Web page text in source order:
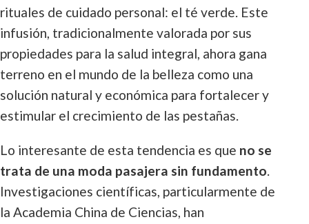
rituales de cuidado personal: el té verde. Este
infusión, tradicionalmente valorada por sus
propiedades para la salud integral, ahora gana
terreno en el mundo de la belleza como una
solución natural y económica para fortalecer y
estimular el crecimiento de las pestañas.
Lo interesante de esta tendencia es que no se
trata de una moda pasajera sin fundamento.
Investigaciones científicas, particularmente de
la Academia China de Ciencias, han